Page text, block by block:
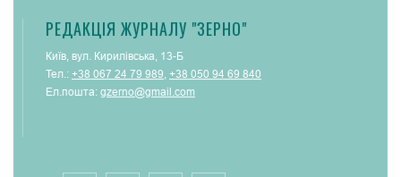
РЕДАКЦІЯ ЖУРНАЛУ "ЗЕРНО"
Київ, вул. Кирилівська, 13-Б
Тел.: +38 067 24 79 989, +38 050 94 69 840
Ел.пошта: gzerno@gmail.com